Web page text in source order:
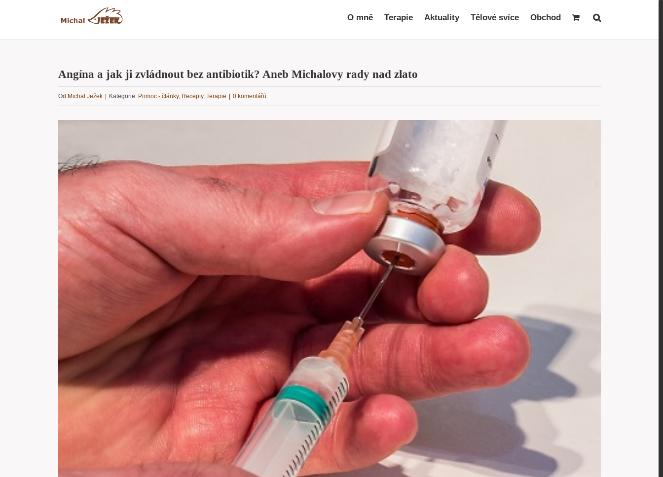
O mně Terapie Aktuality Tělové svíce Obchod
Angína a jak ji zvládnout bez antibiotik? Aneb Michalovy rady nad zlato
Od Michal Ježek Kategorie: Pomoc - články, Recepty, Terapie 0 komentářů
obrázek